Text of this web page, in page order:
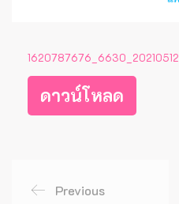
1620787676_6630_20210512
ดาวน์โหลด
Previous